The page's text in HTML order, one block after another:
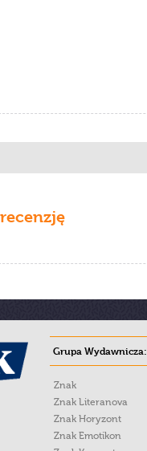
Grupa Wydawnicza:
Znak
Znak Literanova
Znak Horyzont
Znak Emotikon